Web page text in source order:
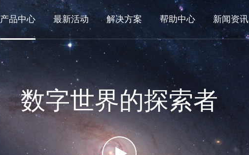
产品中心 最新活动 解决方案 帮助中心 新闻资讯
数字世界的探索者